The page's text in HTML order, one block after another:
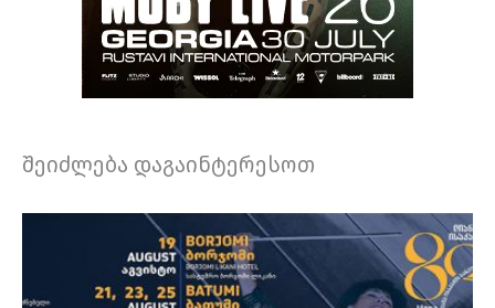
შეიძლება დაგაინტერესოთ